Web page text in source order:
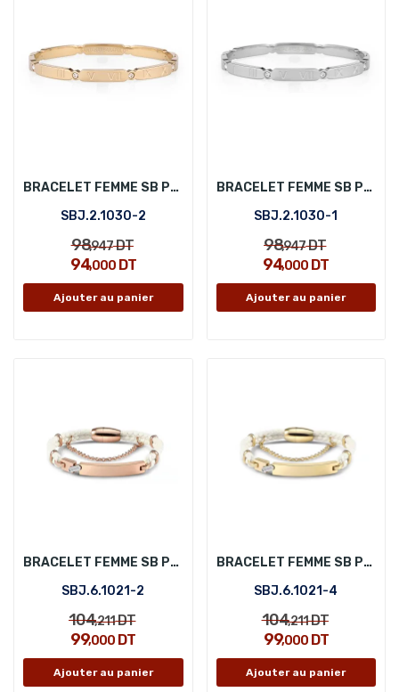
BRACELET FEMME SB POLO SBJ.2.1030-2
SBJ.2.1030-2
98,947DT
94,000DT
Ajouter au panier
BRACELET FEMME SB POLO SBJ.2.1030-1
SBJ.2.1030-1
98,947DT
94,000 DT
Ajouter au panier
BRACELET FEMME SB POLO SBJ.6.1021-2
SBJ.6.1021-2
104,211DT
99,000 DT
Ajouter au panier
BRACELET FEMME SB POLO SBJ.6.1021-4
SBJ.6.1021-4
104,211DT
99,000DT
Ajouter au panier